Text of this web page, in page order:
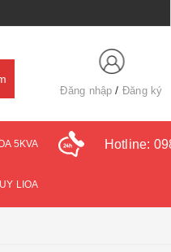
Đăng nhập Đăng ký
5KVA
LIOA
Hotline: